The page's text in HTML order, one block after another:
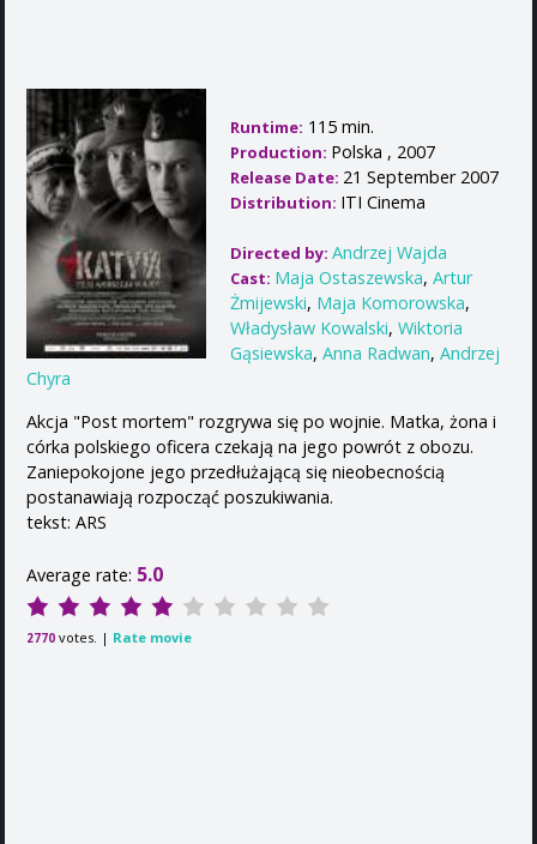
Runtime: 115 min.
Production: Polska , 2007
Release Date: 21 September 2007
Distribution: ITI Cinema
Directed by: Andrzej Wajda
Cast: Maja Ostaszewska, Artur
Żmijewski, Maja Komorowska,
Władysław Kowalski, Wiktoria
Gąsiewska, Anna Radwan, Andrzej
Chyra
Akcja "Post mortem" rozgrywa się po wojnie. Matka, żona i
córka polskiego oficera czekają na jego powrót z obozu.
Zaniepokojone jego przedłużającą się nieobecnością
postanawiają rozpocząć poszukiwania.
tekst: ARS
Average rate: 5.0
2770 votes. | Rate movie